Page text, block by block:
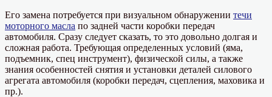
Его замена потребуется при визуальном обнаружении течи
моторного масла по задней части коробки передач
автомобиля. Сразу следует сказать, то это довольно долгая и
сложная работа. Требующая определенных условий (яма,
подъемник, спец инструмент), физической силы, а также
знания особенностей снятия и установки деталей силового
агрегата автомобиля (коробки передач, сцепления, маховика и
пр.).